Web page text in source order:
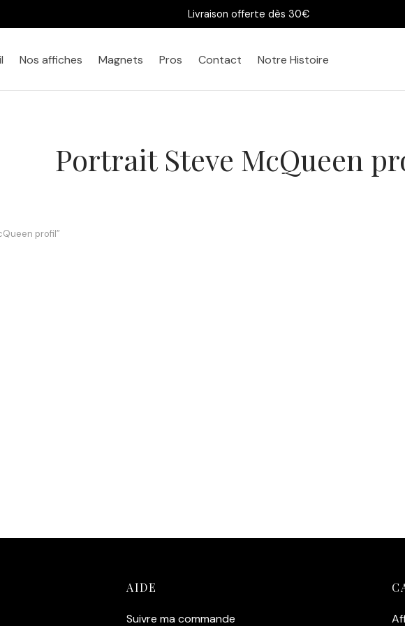
Livraison offerte dès 30€
Nos affiches Magnets Pros Contact Notre Histoire
Portrait Steve McQueen
profil”
AIDE
Suivre ma commande